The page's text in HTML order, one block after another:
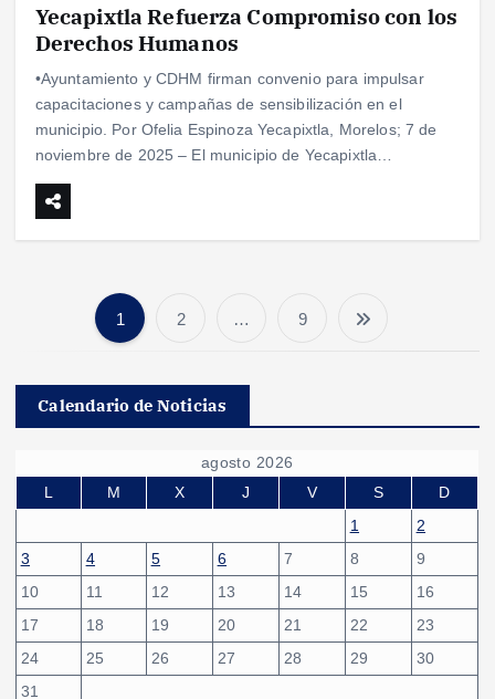
Yecapixtla Refuerza Compromiso con los
Derechos Humanos
•Ayuntamiento y CDHM firman convenio para impulsar
capacitaciones y campañas de sensibilización en el
municipio. Por Ofelia Espinoza Yecapixtla, Morelos; 7 de
noviembre de 2025 – El municipio de Yecapixtla…
a
g
i
n
a
c
1 2 … 9
Calendario de Noticias
agosto 2026
L
M X J V S
D
1
2
3
4 5 6 7 8
9
10
11 12 13 14 15
16
17
18 19 20 21 22
23
24
25 26 27 28 29
30
31